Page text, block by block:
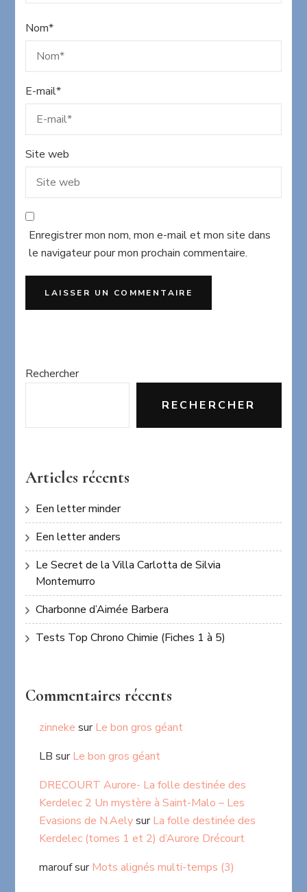
Nom*
E-mail*
Site web
Enregistrer mon nom, mon e-mail et mon site dans
le navigateur pour mon prochain commentaire.
Rechercher
RECHERCHER
Articles récents
Een letter minder
Een letter anders
Le Secret de la Villa Carlotta de Silvia
Montemurro
Charbonne d’Aimée Barbera
Tests Top Chrono Chimie (Fiches 1 à 5)
Commentaires récents
zinneke surLe bon gros géant
LB surLe bon gros géant
DRECOURT Aurore- La folle destinée des
Kerdelec 2 Un mystère à Saint-Malo – Les
Evasions de N.AelysurLa folle destinée des
Kerdelec (tomes 1 et 2) d’Aurore Drécourt
maroufsurMots alignés multi-temps (3)